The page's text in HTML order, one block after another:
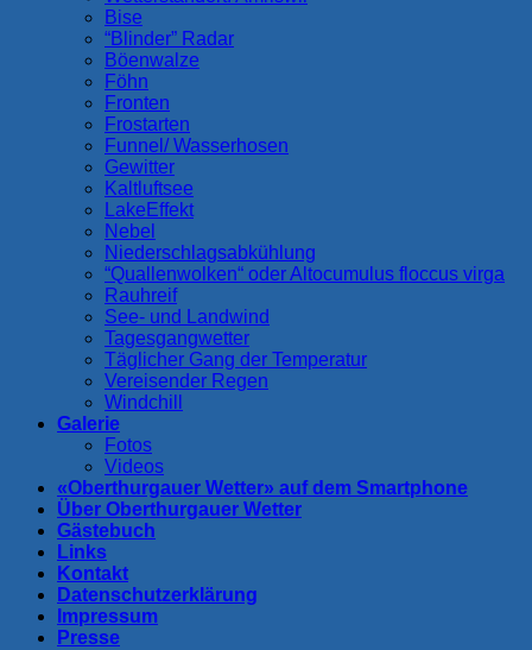
Bise
“Blinder” Radar
Böenwalze
Föhn
Fronten
Frostarten
Funnel/ Wasserhosen
Gewitter
Kaltluftsee
LakeEffekt
Nebel
Niederschlagsabkühlung
“Quallenwolken“ oder Altocumulus floccus virga
Rauhreif
See- und Landwind
Tagesgangwetter
Täglicher Gang der Temperatur
Vereisender Regen
Windchill
Galerie
Fotos
Videos
«Oberthurgauer Wetter» auf dem Smartphone
Über Oberthurgauer Wetter
Gästebuch
Links
Kontakt
Datenschutzerklärung
Impressum
Presse